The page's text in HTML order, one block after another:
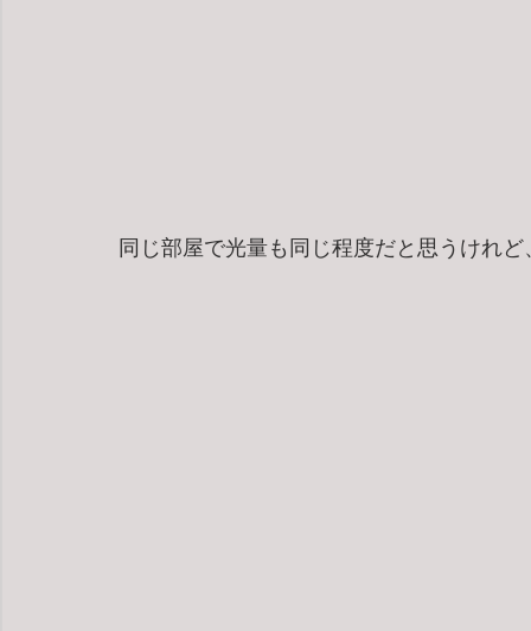
同じ部屋で光量も同じ程度だと思うけれ